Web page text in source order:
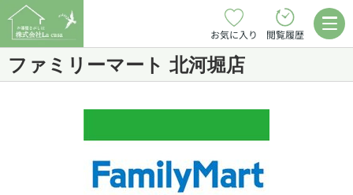
お気に入り 閲覧履歴
ファミリーマート 北河堀店